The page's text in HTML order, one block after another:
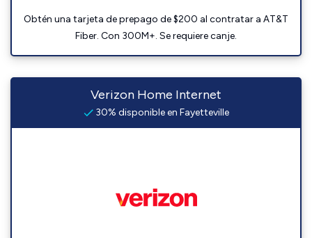
Obtén una tarjeta de prepago de $200 al contratar a AT&T
Fiber. Con 300M+. Se requiere canje.
Verizon Home Internet
30% disponible en Fayetteville